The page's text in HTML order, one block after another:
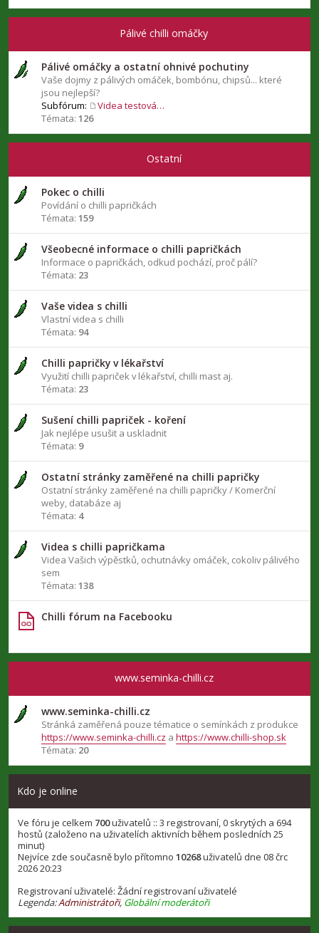
Pálivé chilli omáčky
Pálivé omáčky a ostatní ohnivé pochutiny
Vaše dojmy z pálivých omáček, bombónu, chipsů... které
jsou nejlepší?
Subfórum:
Videa testování chilli omáček
Témata: 126
Ostatní
Pokec o chilli
Povídání o chilli papričkách
Témata: 159
Všeobecné informace o chilli papričkách
Informace o papričkách, odkud pochází, proč pálí?
Témata: 23
Vaše videa s chilli
Vlastní videa s chilli
Témata: 94
Chilli papričky v lékařství
Využití chilli papriček v lékařství, chilli mast aj.
Témata: 23
Sušení chilli papriček - koření
Jak nejlépe usušit a uskladnit
Témata: 9
Ostatní stránky zaměřené na chilli papričky
Ostatní stránky zaměřené na chilli papričky / Komerční
weby, databáze aj
Témata: 4
Videa s chilli papričkama
Videa Vašich výpěstků, ochutnávky omáček, cokoliv pálivého
sem
Témata: 138
Chilli fórum na Facebooku
www.seminka-chilli.cz
www.seminka-chilli.cz
Stránká zaměřená pouze tématice o semínkách z produkce
https://www.seminka-chilli.cz a https://www.chilli-shop.sk
Témata: 20
Kdo je online
Ve fóru je celkem 700uživatelů :: 3 registrovaní, 0 skrytých a 694
hostů (založeno na uživatelích aktivních během posledních 25
minut)
Nejvíce zde současně bylo přítomno 10268uživatelů dne 08 črc
2026 20:23
Registrovaní uživatelé: Žádní registrovaní uživatelé
Legenda:Administrátoři, Globální moderátoři